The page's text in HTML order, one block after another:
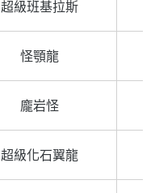
超級班基拉斯
怪顎龍
龐岩怪
超級化石翼龍